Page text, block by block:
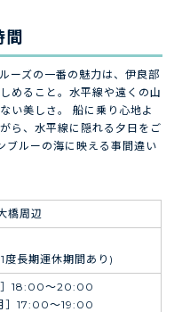
間
ーズの一番の魅力は、伊良部
めること。水平線や遠くの山
い美しさ。 船に乗り心地よ
ら、水平線に隠れる夕日をご
ブルーの海に映える事間違い
橋周辺
度長期運休期間あり)
］18:00～20:00
］17:00～19:00